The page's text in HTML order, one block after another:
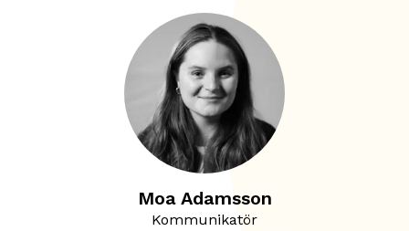
Moa Adamsson
Kommunikatör